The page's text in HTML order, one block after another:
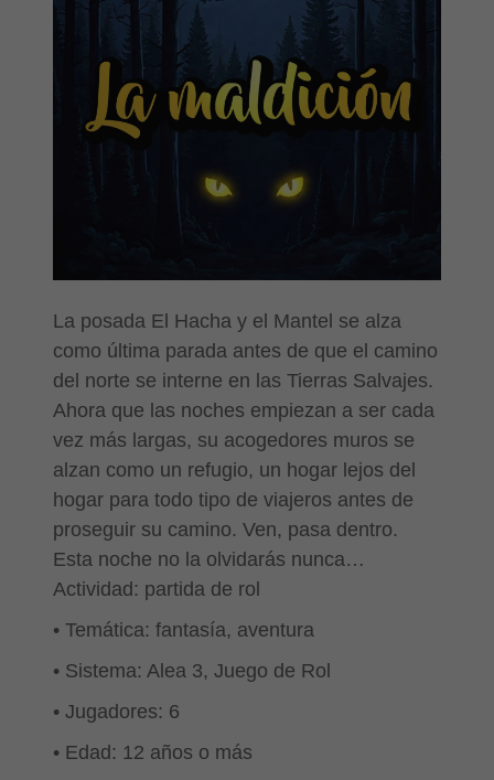
La posada El Hacha y el Mantel se alza
como última parada antes de que el camino
del norte se interne en las Tierras Salvajes.
Ahora que las noches empiezan a ser cada
vez más largas, su acogedores muros se
alzan como un refugio, un hogar lejos del
hogar para todo tipo de viajeros antes de
proseguir su camino. Ven, pasa dentro.
Esta noche no la olvidarás nunca…
Actividad: partida de rol
• Temática: fantasía, aventura
• Sistema: Alea 3, Juego de Rol
• Jugadores: 6
• Edad: 12 años o más